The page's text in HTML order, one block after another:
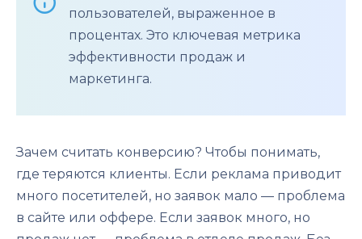
пользователей, выраженное в
процентах. Это ключевая метрика
эффективности продаж и
маркетинга.
Зачем считать конверсию? Чтобы понимать,
где теряются клиенты. Если реклама приводит
много посетителей, но заявок мало — проблема
в сайте или оффере. Если заявок много, но